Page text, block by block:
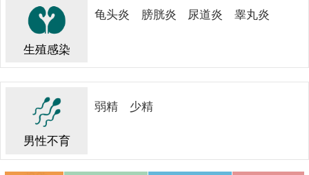
生殖感染
龟头炎 膀胱炎 尿道炎 睾丸炎
男性不育
弱精 少精